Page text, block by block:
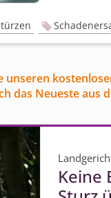
unseren
das Neueste aus
Keine